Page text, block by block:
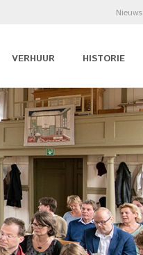
Nieuws
VERHUUR HISTORIE